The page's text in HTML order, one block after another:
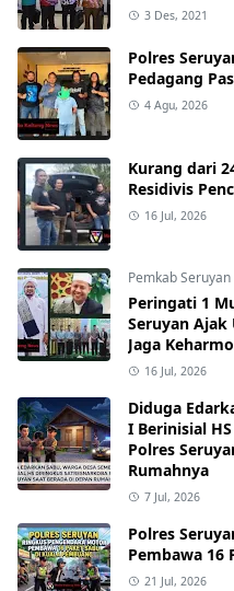
3 Des, 2021
Polres
Pedagang
4 Agu, 2026
Kurang dari
Residivis
16 Jul, 2026
Pemkab Seruyan
Peringati 1
Seruyan
Jaga
16 Jul, 2026
Diduga
I Berinisial
Polres
Rumahnya
7 Jul, 2026
Polres
Pembawa 16
21 Jul, 2026